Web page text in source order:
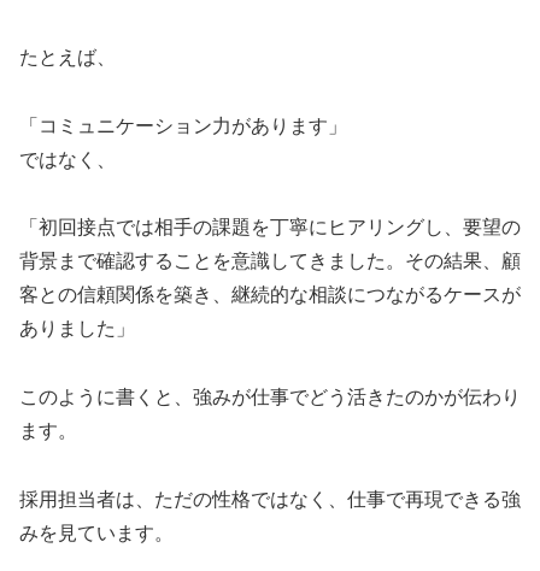
たとえば、
「コミュニケーション力があります」
ではなく、
「初回接点では相手の課題を丁寧にヒアリングし、要望の
背景まで確認することを意識してきました。その結果、顧
客との信頼関係を築き、継続的な相談につながるケースが
ありました」
このように書くと、強みが仕事でどう活きたのかが伝わり
ます。
採用担当者は、ただの性格ではなく、仕事で再現できる強
みを見ています。